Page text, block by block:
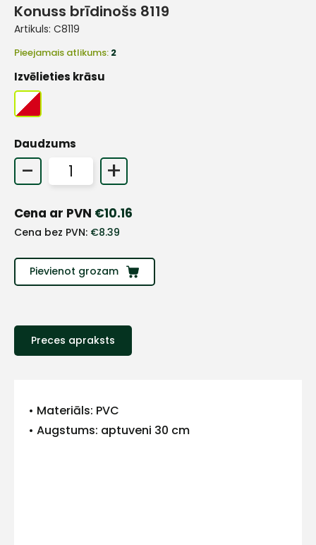
Konuss brīdinošs 8119
Artikuls: C8119
Pieejamais atlikums: 2
Izvēlieties krāsu
Daudzums
- +
Cena ar PVN €10.16
Cena bez PVN: €8.39
Pievienot grozam
Preces apraksts
• Materiāls: PVC
• Augstums: aptuveni 30 cm
+